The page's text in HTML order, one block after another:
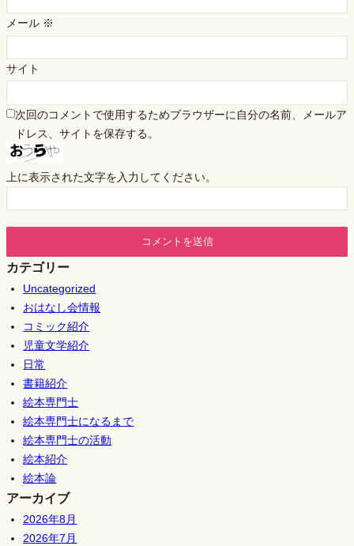
メール ※
サイト
次回のコメントで使用するためブラウザーに自分の名前、メールア
ドレス、サイトを保存する。
上に表示された文字を入力してください。
カテゴリー
Uncategorized
おはなし会情報
コミック紹介
児童文学紹介
日常
書籍紹介
絵本専門士
絵本専門士になるまで
絵本専門士の活動
絵本紹介
絵本論
アーカイブ
2026年8月
2026年7月